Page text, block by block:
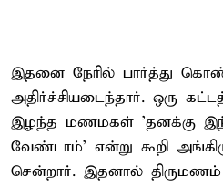
இதனை நேரில் பார்த்து
அதிர்ச்சியடைந்தார். ஒரு
இழந்த மணமகள் 'தனக்கு
வேண்டாம்' என்று கூறி
சென்றார். இதனால் திருமணம்